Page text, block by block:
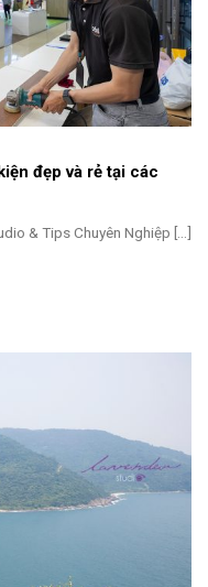
đẹp và rẻ tại các
& Tips Chuyên Nghiệp [...]